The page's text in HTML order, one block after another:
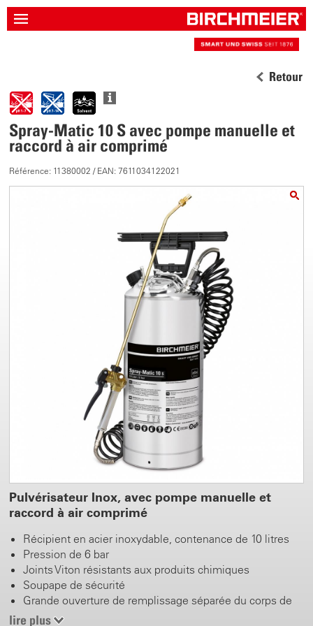
Retour
Spray-Matic 10 S avec pompe manuelle et
raccord à air comprimé
Référence: 11380002 / EAN: 7611034122021
Pulvérisateur Inox, avec pompe manuelle et
raccord à air comprimé
Récipient en acier inoxydable, contenance de 10 litres
Pression de 6 bar
Joints Viton résistants aux produits chimiques
Soupape de sécurité
Grande ouverture de remplissage séparée du corps de
pompe
lire plus